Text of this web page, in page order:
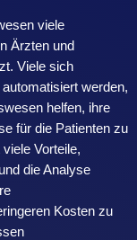
viele
Ärzten und
Viele sich
werden,
helfen, ihre
für die Patienten zu
Vorteile,
die Analyse
Kosten zu